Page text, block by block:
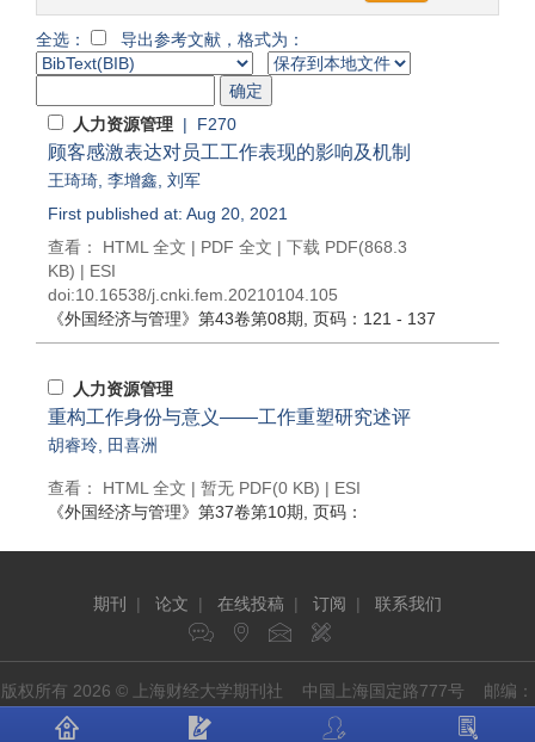
全选： 导出参考文献，格式为：
人力资源管理 | F270
顾客感激表达对员工工作表现的影响及机制
王琦琦 李增鑫 刘军
First published at: Aug 20, 2021
查看： HTML 全文 | PDF 全文 | 下载 PDF(868.3
KB) | ESI
doi:10.16538/j.cnki.fem.20210104.105
《外国经济与管理》 第43卷第08期 , 页码：121 - 137
人力资源管理
重构工作身份与意义——工作重塑研究述评
胡睿玲 田喜洲
查看： HTML 全文 | 暂无 PDF(0 KB) | ESI
《外国经济与管理》 第37卷第10期 , 页码：
期刊 | 论文 | 在线投稿 | 订阅 | 联系我们
版权所有 2026 © 上海财经大学期刊社 中国上海国定路777号 邮编：